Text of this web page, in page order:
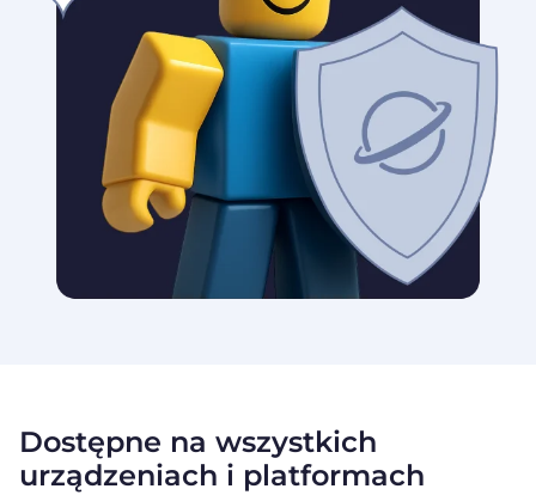
Dostępne na wszystkich
urządzeniach i platformach